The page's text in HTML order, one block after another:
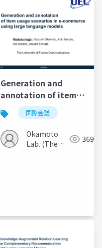
Communications)
Generation and
annotation of item
usage scenarios in e-
commerce using
large language
models
国際会議
Okamoto
Lab. (The
369